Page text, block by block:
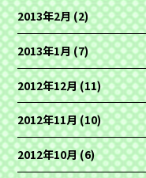
2013年2月(2)
2013年1月(7)
2012年12月(11)
2012年11月(10)
2012年10月(6)